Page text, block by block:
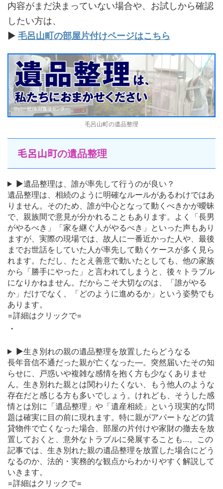
内容がまだ決まっていない場合や、お試しから確認
したい方は、
▶ 毛呂山町の部屋片付けページはこちら
毛呂山町の遺品整理
毛呂山町の遺品整理
▶遺品整理は、誰が率先して行うのが良い？
遺品整理は、相続のように明確なルールがあるわけではあ
りません。そのため、誰が中心となって動くべきかが曖昧
で、親族間で意見が分かれることもあります。よく「長男
がやるべき」「家を継ぐ人がやるべき」といった声もあり
ますが、実際の現場では、故人に一番近かった人や、最後
までお世話をしていた人が率先して動くケースが多く見ら
れます。ただし、たとえ善意で動いたとしても、他の家族
から「勝手にやった」と言われてしまうと、後々トラブル
になりかねません。だからこそ大切なのは、「誰がやる
か」だけでなく、「どのように進めるか」という姿勢でも
あります。
=詳細はクリックで=
・
▶生き別れの親の遺品整理を放置したらどうなる
長年音信不通だった親が亡くなった—。突然届いたその知
らせに、戸惑いや複雑な感情を抱く方も少なくありませ
ん。生き別れた親とは関わりたくない、もう他人のような
存在だと感じる方も多いでしょう。けれども、そうした感
情とは別に「遺品整理」や「遺産相続」という現実的な問
題は確実に目の前に現れます。特に親がアパートなどの賃
貸物件で亡くなった場合、部屋の片付けや家財の撤去を放
置しておくと、意外なトラブルに発展することも…。この
記事では、生き別れた親の遺品整理を放置した場合にどう
なるのか、法的・実務的な観点からわかりやすく解説して
いきます。
=詳細はクリックで=